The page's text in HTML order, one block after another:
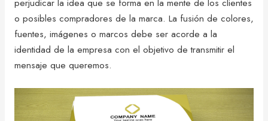
o posibles compradores de la marca. La fusión de colores,
fuentes, imágenes o marcos debe ser acorde a la
identidad de la empresa con el objetivo de transmitir el
mensaje que queremos.